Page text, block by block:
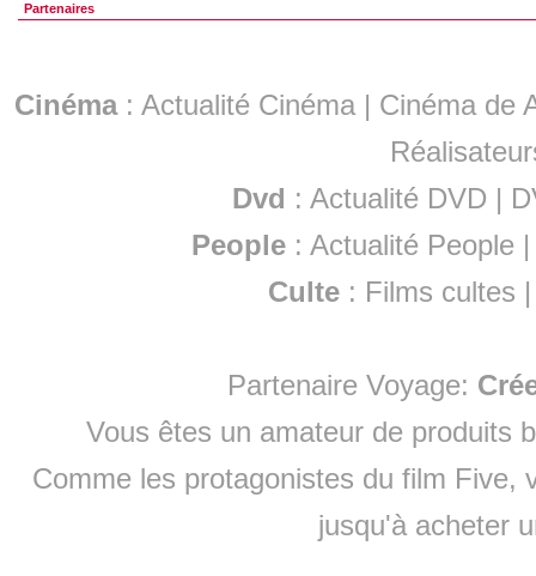
Partenaires
Cinéma: Actualité Cinéma | Cinéma de
Dvd : Actualité DVD |
People :Actualité People
Culte : Films cultes
Partenaire Voyage:
Vous êtes un amateur de produits
Comme les protagonistes du film Five,
jusqu'à acheter